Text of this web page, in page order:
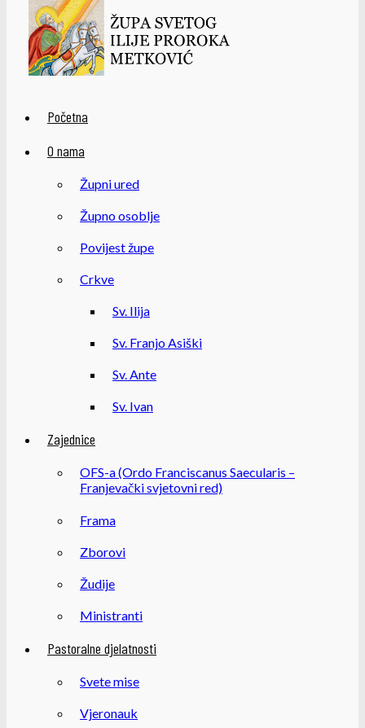
Početna
O nama
Župni ured
Župno osoblje
Povijest župe
Crkve
Sv. Ilija
Sv. Franjo Asiški
Sv. Ante
Sv. Ivan
Zajednice
OFS-a (Ordo Franciscanus Saecularis –
Franjevački svjetovni red)
Frama
Zborovi
Žudije
Ministranti
Pastoralne djelatnosti
Svete mise
Vjeronauk